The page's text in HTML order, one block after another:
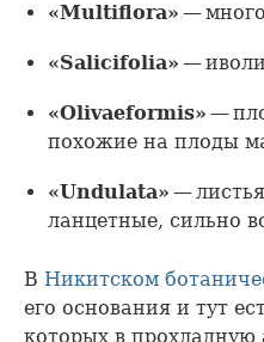
«Multiflora» —
«Salicifolia» —
«Olivaeformis» —
похожие на плоды
«Undulata» —
ланцетные, сильно
В Никитском
его основания и тут
которых в прохладную